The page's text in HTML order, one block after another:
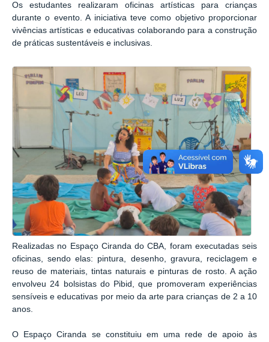
Os estudantes realizaram oficinas artísticas para crianças
durante o evento. A iniciativa teve como objetivo proporcionar
vivências artísticas e educativas colaborando para a construção
de práticas sustentáveis e inclusivas.
Realizadas no Espaço Ciranda do CBA, foram executadas seis
oficinas, sendo elas: pintura, desenho, gravura, reciclagem e
reuso de materiais, tintas naturais e pinturas de rosto. A ação
envolveu 24 bolsistas do Pibid, que promoveram experiências
sensíveis e educativas por meio da arte para crianças de 2 a 10
anos.
O Espaço Ciranda se constituiu em uma rede de apoio às